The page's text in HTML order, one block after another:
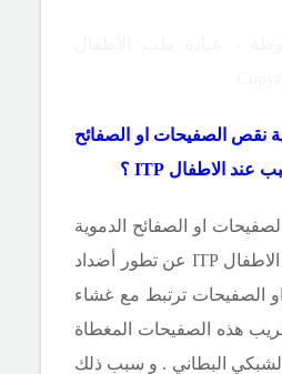
نقص الصفيحات او الصفائح
عند الاطفالITP ؟
او الصفائح الدموية
ITP عن تطور أضداد
الصفيحات ترتبط مع غشاء
هذه الصفيحات المغطاة
الشبكي البطاني . و سبب ذلك